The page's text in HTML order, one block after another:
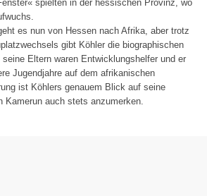
spielten in der hessischen Provinz, wo
es nun von Hessen nach Afrika, aber trotz
gibt Köhler die biographischen
Eltern waren Entwicklungshelfer und er
Jugendjahre auf dem afrikanischen
ist Köhlers genauem Blick auf seine
Kamerun auch stets anzumerken.